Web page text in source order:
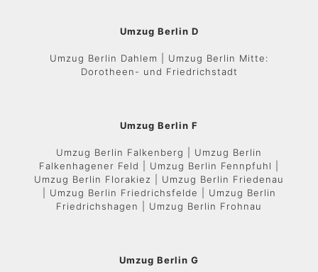
Umzug Berlin D
Umzug Berlin Dahlem | Umzug Berlin Mitte:
Dorotheen- und Friedrichstadt
Umzug Berlin F
Umzug Berlin Falkenberg | Umzug Berlin
Falkenhagener Feld | Umzug Berlin Fennpfuhl |
Umzug Berlin Florakiez | Umzug Berlin Friedenau
| Umzug Berlin Friedrichsfelde | Umzug Berlin
Friedrichshagen | Umzug Berlin Frohnau
Umzug Berlin G